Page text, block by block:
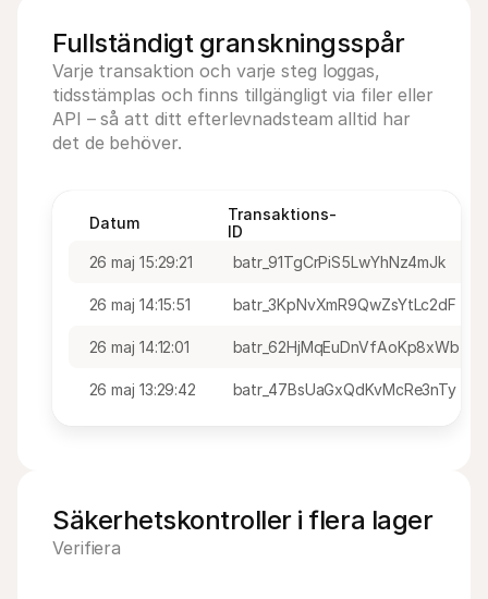
Fullständigt granskningsspår
Varje transaktion och varje steg loggas,
tidsstämplas och finns tillgängligt via filer eller
API – så att ditt efterlevnadsteam alltid har
det de behöver.
Datum
Transaktions-
ID
26 maj 15:29:21
batr_91TgCrPiS5LwYhNz4mJk
26 maj 14:15:51 batr_3KpNvXmR9QwZsYtLc2dF
26 maj 14:12:01 batr_62HjMqEuDnVfAoKp8xWb
26 maj 13:29:42 batr_47BsUaGxQdKvMcRe3nTy
Säkerhetskontroller i flera lager
Verifiera